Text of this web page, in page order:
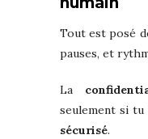
Tout est posé
pauses, et
La
seulement si tu
sécurisé.